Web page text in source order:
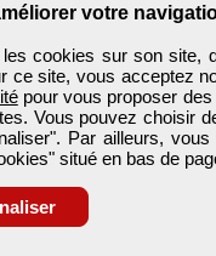
votre
cookies sur son site,
ce site, vous acceptez
pour vous proposer
Vous pouvez choisir
Par ailleurs,
situé en bas de